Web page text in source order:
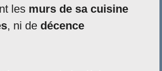
les murs de sa cuisine
, ni de décence